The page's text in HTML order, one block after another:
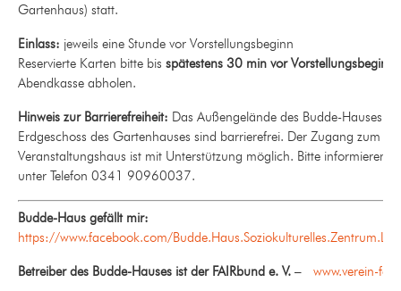
Gartenhaus) statt.
Einlass: jeweils eine Stunde vor Vorstellungsbeginn
Reservierte Karten bitte bis spätestens 30 min vor Vorstellungsbeginn
Abendkasse abholen.
Hinweis zur Barrierefreiheit: Das Außengelände des Budde-Hauses
Erdgeschoss des Gartenhauses sind barrierefrei. Der Zugang zum
Veranstaltungshaus ist mit Unterstützung möglich. Bitte informieren
unter Telefon 0341 90960037.
Budde-Haus gefällt mir:
https://www.facebook.com/
Betreiber des Budde-Hauses ist der FAIRbund e. V. – www.verein-